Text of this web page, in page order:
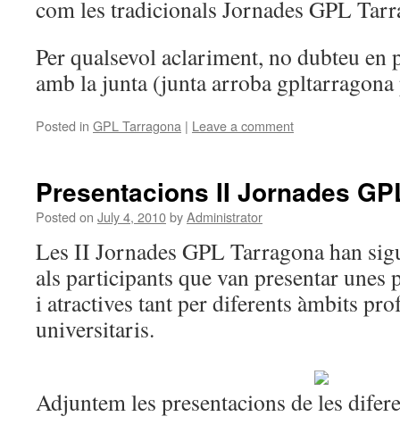
com les tradicionals Jornades GPL
Per qualsevol aclariment, no dubteu en
amb la junta (junta arroba
Posted in GPL Tarragona | Leave a comment
Presentacions II Jornades
Posted on July 4, 2010byAdministrator
Les II Jornades GPL Tarragona han
als participants que van presentar unes
i atractives tant per diferents àmbits
universitaris.
Adjuntem les presentacions de les